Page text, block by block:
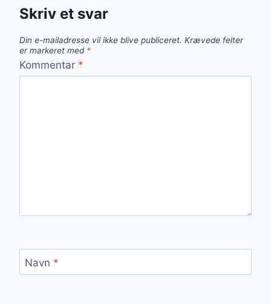
Skriv et svar
Din e-mailadresse vil ikke blive publiceret. Krævede felter
er markeret med *
Kommentar *
Navn *